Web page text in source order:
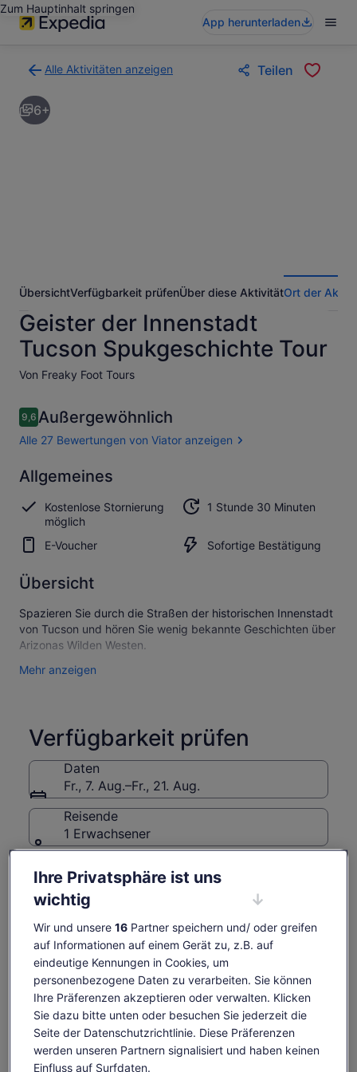
Zum Hauptinhalt springen
App herunterladen
Alle Aktivitäten anzeigen
zur
Ergebnisseite
für
Teilen
6+
ÜbersichtVerfügbarkeit prüfenÜber diese AktivitätOrt der
Geister der Innenstadt
Tucson Spukgeschichte Tour
Von Freaky Foot Tours
Bewertungen
9,69,6 von 10.
Außergewöhnlich
Alle 27 Bewertungen von Viator anzeigen
9.69.6 von 10
Außergewöhnlich
Alle 27
Bewertungen
von Viator
anzeigen
Allgemeines
Kostenlose Stornierung
möglich
1 Stunde 30 Minuten
E-Voucher Sofortige Bestätigung
Übersicht
Spazieren Sie durch die Straßen der historischen Innenstadt
von Tucson und hören Sie wenig bekannte Geschichten über
Arizonas Wilden Westen.
Genießen Sie einen gruseligen Abend mit gleichgesinnten
sehen Sie das Gerichtsgebäude, das die Dillinger-Gang vor
Gericht gestellt hat.
Bewundern Sie die Schönheit des legendären Fox Theatres
und sehen Sie vielleicht den mittellosen Geist, der auf seinem
Bürgersteig herumstreift.
And Much More
Mehr anzeigen
Verfügbarkeit prüfen
Daten
Fr., 7. Aug.–Fr., 21. Aug.
Reisende
1 Erwachsener
Fr., 7. Aug.
25 €
Sa., 8. Aug.
Der
Preis
beträgt
25 €
pro
Erw.
25 €
inkl. Steuern & Gebühren
pro Erw.
Tickets anzeigen
Einige Inhalte dieser Seite wurden möglicherweise
maschinell übersetzt
Originaltext anzeigen (Englisch)
Feedback zu dieser Übersetzung geben
in
einem
neuen
geöffnet
Das ist im Preis enthalten
Ein neues Wissen über die Geschichte von
Ihre Privatsphäre ist uns
wichtig
Wir und unsere 16Partner speichern und/ oder greifen
auf Informationen auf einem Gerät zu, z.B. auf
eindeutige Kennungen in Cookies, um
personenbezogene Daten zu verarbeiten. Sie können
Ihre Präferenzen akzeptieren oder verwalten. Klicken
Sie dazu bitte unten oder besuchen Sie jederzeit die
Seite der Datenschutzrichtlinie. Diese Präferenzen
werden unseren Partnern signalisiert und haben keinen
Einfluss auf Surfdaten.